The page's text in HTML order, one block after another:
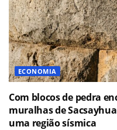
ECONOMIA
Com blocos de pedra
muralhas de
uma região sísmica